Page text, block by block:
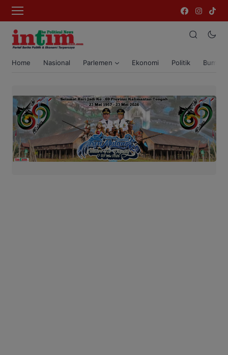
Home Nasional Parlemen Ekonomi Politik Bumi